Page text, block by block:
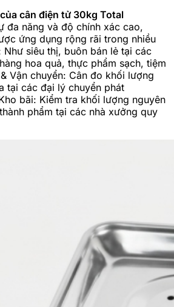
cân điện tử 30kg Total
đa năng và độ chính xác cao,
ứng dụng rộng rãi trong nhiều
Như siêu thị, buôn bán lẻ tại các
hoa quả, thực phẩm sạch, tiệm
Vận chuyển: Cân đo khối lượng
tại các đại lý chuyển phát
bãi: Kiểm tra khối lượng nguyên
phẩm tại các nhà xưởng quy